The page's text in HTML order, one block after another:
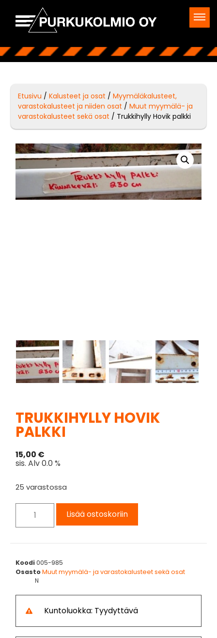
Etusivu /Kalusteet ja osat /Myymäläkalusteet,
varastokalusteet ja niiden osat /Muut myymälä- ja
varastokalusteet sekä osat / Trukkihylly Hovik palkki
TRUKKIHYLLY HOVIK
PALKKI
15,00 €
sis. Alv 0.0 %
25 varastossa
Lisää ostoskoriin
Koodi005-985
OsastoMuut myymälä- ja varastokalusteet sekä osat
N
Kuntoluokka: Tyydyttävä